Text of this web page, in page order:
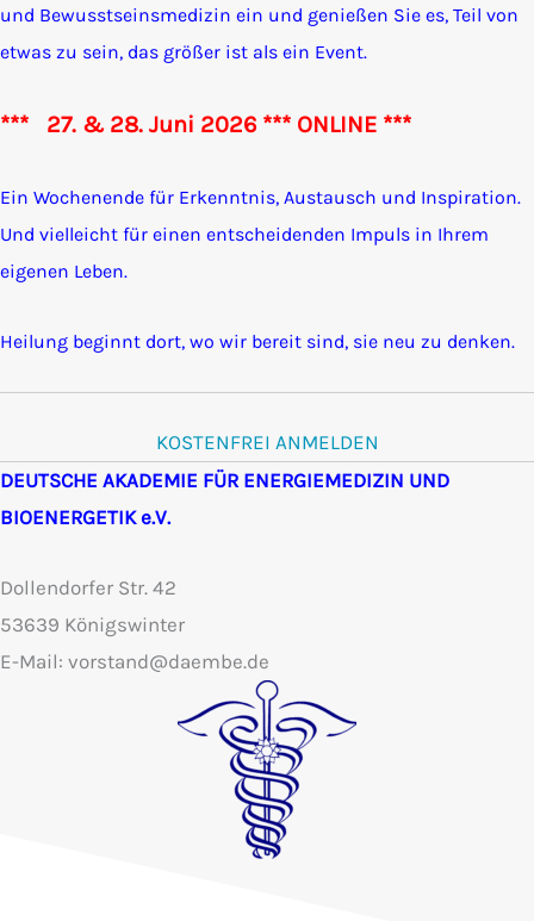
und Bewusstseinsmedizin ein und genießen Sie es, Teil von
etwas zu sein, das größer ist als ein Event.
*** 27. & 28. Juni 2026 *** ONLINE ***
Ein Wochenende für Erkenntnis, Austausch und Inspiration.
Und vielleicht für einen entscheidenden Impuls in Ihrem
eigenen Leben.
Heilung beginnt dort, wo wir bereit sind, sie neu zu denken.
KOSTENFREI ANMELDEN
DEUTSCHE AKADEMIE FÜR ENERGIEMEDIZIN UND
BIOENERGETIK e.V.
Dollendorfer Str. 42
53639 Königswinter
E-Mail: vorstand@daembe.de